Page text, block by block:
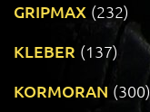
GRIPMAX (232)
KLEBER (137)
KORMORAN (300)